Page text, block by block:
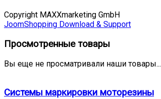
Copyright MAXXmarketing GmbH
JoomShopping Download & Support
Просмотренные товары
Вы еще не просматривали наши товары...
Системы маркировки моторезины